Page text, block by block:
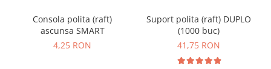
Consola polita (raft)
ascunsa SMART
4,25 RON
Suport polita (raft) DUPLO
(1000 buc)
41,75 RON